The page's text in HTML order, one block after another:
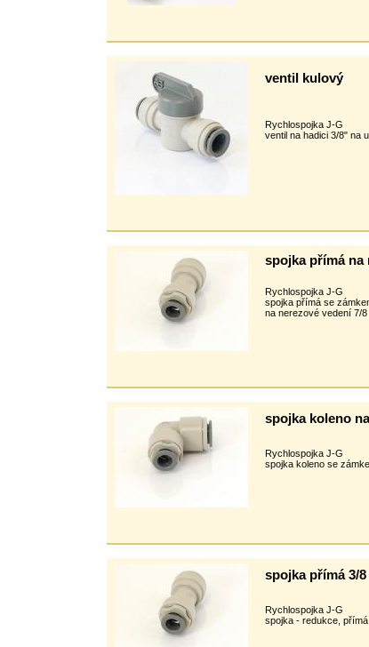
ventil kulový
Rychlospojka J-G
ventil na hadici 3/8" na
spojka přímá na
Rychlospojka J-G
spojka přímá se
na nerezové vedení 7/8
spojka koleno
Rychlospojka J-G
spojka koleno se
spojka přímá 3/
Rychlospojka J-G
spojka - redukce,